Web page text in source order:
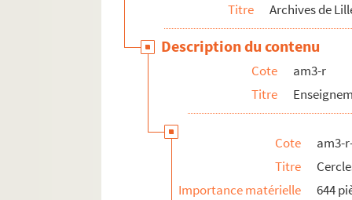
am3-r-5. Cercles et sociétés concerts
am3-r-5 bis. Cercles et sociétés
am3-r-6. Cercles et sociétés concerts
Titre
Archives de
Description du contenu
Cote
am3-r
Titre
Cote
am3-
Titre
Importance matérielle
644